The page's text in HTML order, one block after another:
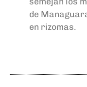
de
en rizomas.